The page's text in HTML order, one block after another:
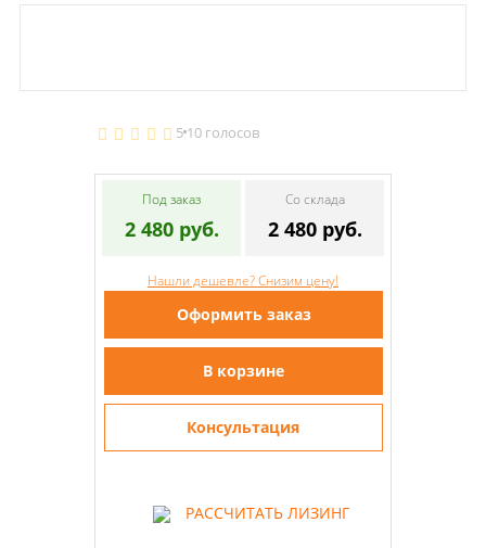
5 10 голосов
Под заказ
2 480 руб.
Со склада
2 480 руб.
Нашли дешевле? Снизим цену!
Оформить заказ
В корзине
Консультация
РАССЧИТАТЬ ЛИЗИНГ